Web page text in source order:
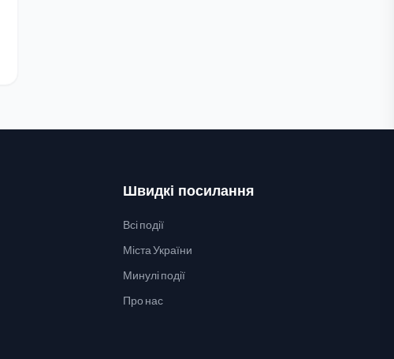
Швидкі посилання
Всі події
Міста України
Минулі події
Про нас